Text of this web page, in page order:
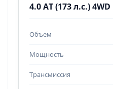
4.0 AT (173 л.с.) 4WD